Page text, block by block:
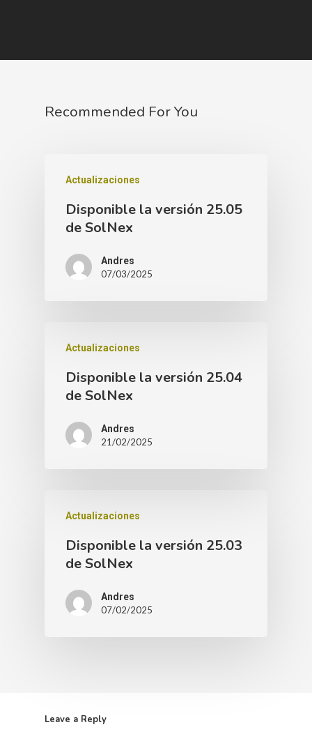
Recommended For You
Actualizaciones
Disponible la versión 25.05
de SolNex
Andres
07/03/2025
Actualizaciones
Disponible la versión 25.04
de SolNex
Andres
21/02/2025
Actualizaciones
Disponible la versión 25.03
de SolNex
Andres
07/02/2025
Leave a Reply